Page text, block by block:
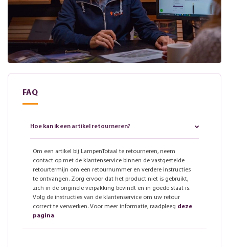
FAQ
Hoe kan ik een artikel retourneren?
Om een artikel bij LampenTotaal te retourneren, neem
contact op met de klantenservice binnen de vastgestelde
retourtermijn om een retournummer en verdere instructies
te ontvangen. Zorg ervoor dat het product niet is gebruikt,
zich in de originele verpakking bevindt en in goede staat is.
Volg de instructies van de klantenservice om uw retour
correct te verwerken. Voor meer informatie, raadpleeg deze
pagina.